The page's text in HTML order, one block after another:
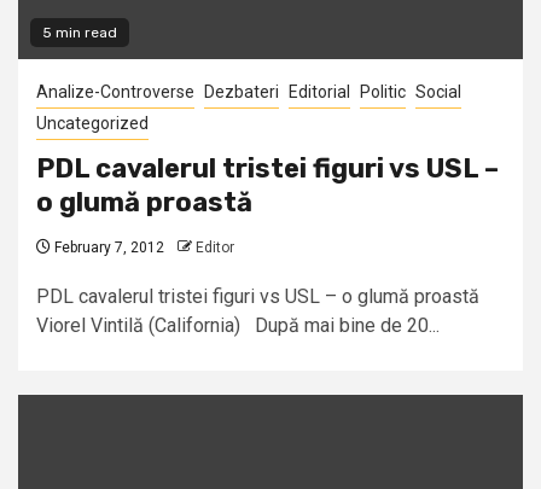
5 min read
Analize-Controverse Dezbateri Editorial Politic Social
Uncategorized
PDL cavalerul tristei figuri vs USL –
o glumă proastă
February 7, 2012 Editor
PDL cavalerul tristei figuri vs USL – o glumă proastă
Viorel Vintilă (California) După mai bine de 20...